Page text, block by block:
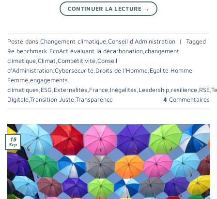
CONTINUER LA LECTURE →
Posté dans Changement climatique,Conseil d'Administration |
Tagged
9e benchmark EcoAct évaluant la décarbonation,changement
climatique,Climat,Compétitivité,Conseil
d’Administration,Cybersécurité,Droits de l’Homme,Egalité Homme
Femme,engagements
climatiques,ESG,Externalités,France,Inégalités,Leadership,resilience,RSE,
Digitale,Transition Juste,Transparence 4 Commentaires
15
Sep